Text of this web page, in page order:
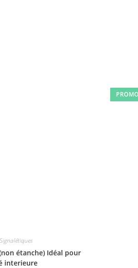
Signalétiques
étanche) Idéal pour
interieure